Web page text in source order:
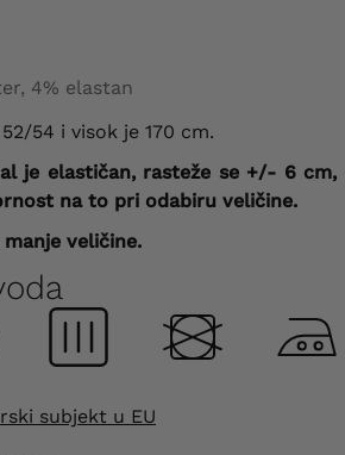
4% elastan
54 i visok je 170 cm.
je elastičan, rasteže se +/- 6 cm,
na to pri odabiru veličine.
veličine.
subjekt u EU